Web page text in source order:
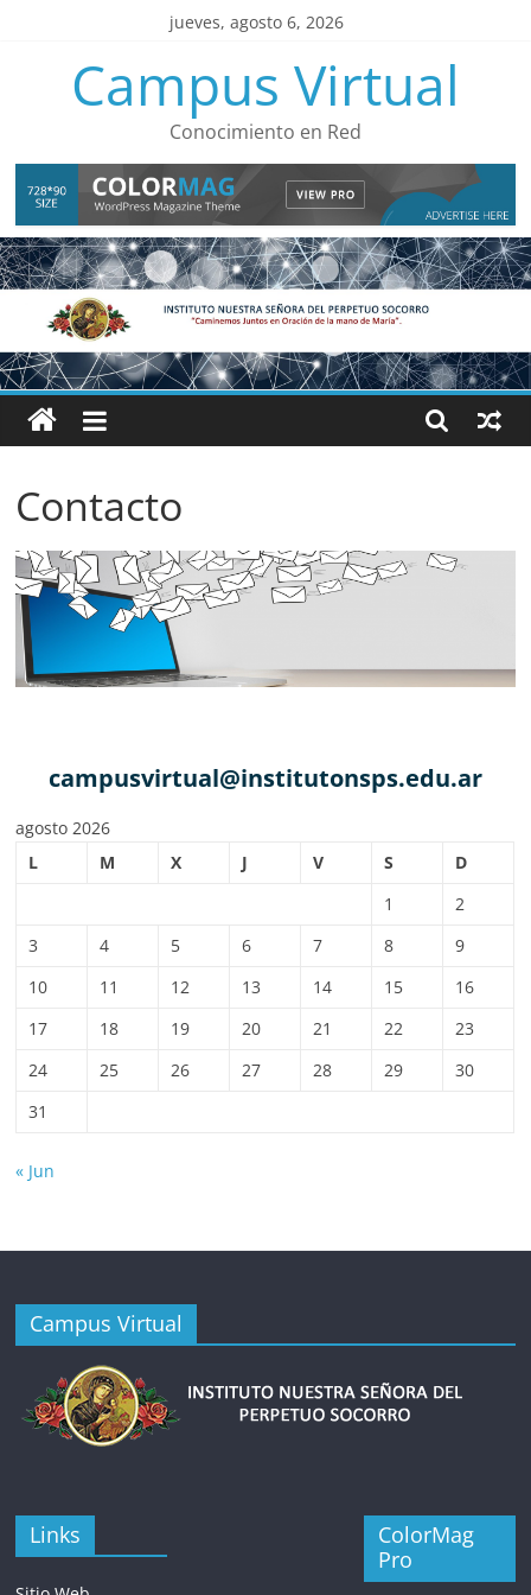
contenido
jueves, agosto 6, 2026
Campus Virtual
Conocimiento en Red
Contacto
campusvirtual@institutonsps.edu.ar
agosto 2026
L
M X J V S
D
1
2
3
4 5 6 7 8
9
10
11 12 13 14 15
16
17
18 19 20 21 22
23
24
25 26 27 28 29
30
31
« Jun
Campus Virtual
Links
ColorMag
Pro